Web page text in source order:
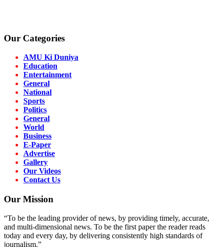
Our Categories
AMU Ki Duniya
Education
Entertainment
General
National
Sports
Politics
General
World
Business
E-Paper
Advertise
Gallery
Our Videos
Contact Us
Our Mission
“To be the leading provider of news, by providing timely, accurate,
and multi-dimensional news. To be the first paper the reader reads
today and every day, by delivering consistently high standards of
journalism.”